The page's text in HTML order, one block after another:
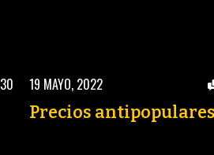
30 19 MAYO, 2022
Precios